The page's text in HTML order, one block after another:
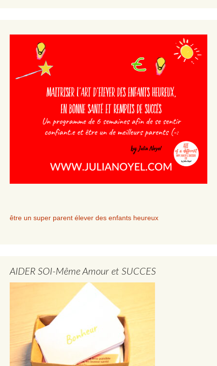
être un super parent élever des enfants heureux
AIDER SOI-Même Amour et SUCCES